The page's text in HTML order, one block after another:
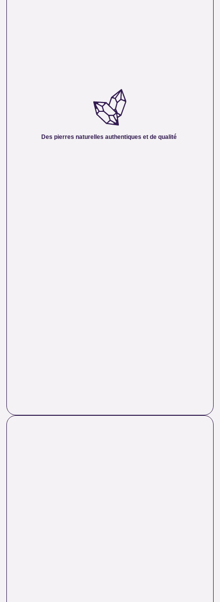
Des pierres naturelles authentiques et de qualité
Nous sélectionnons rigoureusement nos minéraux pour
vous offrir des pierres 100 % naturelles, non traitées et
sa beauté, sa vibration et son authenticité afin de vous